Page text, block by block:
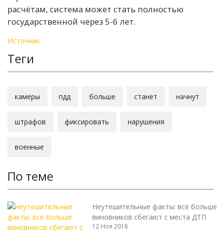
расчётам, система может стать полностью
государственной через 5-6 лет.
Источник
Теги
камеры пдд больше станет начнут
штрафов фиксировать нарушения
военные
По теме
Неутешительные факты: всё больше
виновников сбегают с места ДТП
12 Ноя 2018